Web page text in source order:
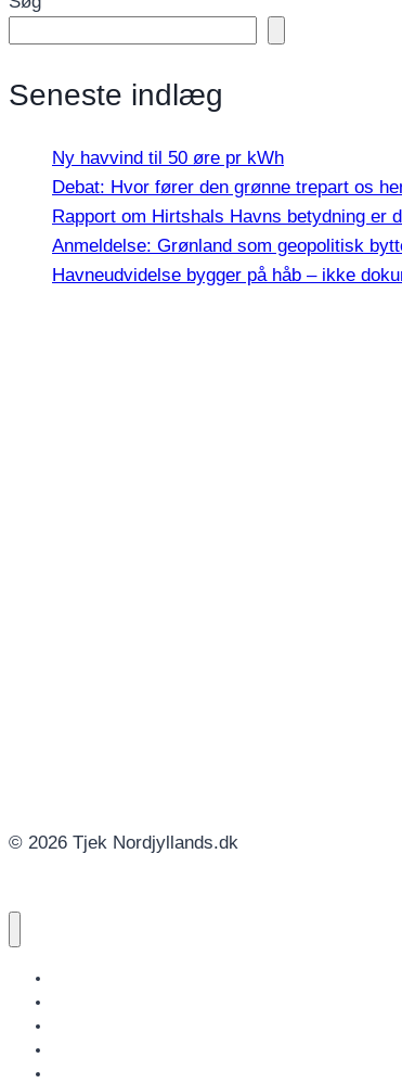
Seneste indlæg
Ny havvind til 50 øre pr kWh
Debat: Hvor fører den grønne trepart os
Rapport om Hirtshals Havns betydning er
Anmeldelse: Grønland som geopolitisk
Havneudvidelse bygger på håb – ikke
© 2026 Tjek Nordjyllands.dk